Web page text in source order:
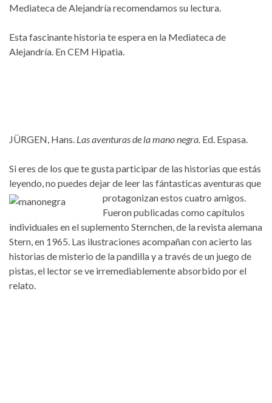
Mediateca de Alejandría recomendamos su lectura.
Esta fascinante historia te espera en la Mediateca de
Alejandría. En CEM Hipatia.
JÜRGEN, Hans. Las aventuras de la mano negra. Ed. Espasa.
Si eres de los que te gusta participar de las historias que estás
leyendo, no puedes dejar de leer las fántasticas aventuras que
protagonizan estos cuatro amigos.
Fueron publicadas como capítulos
individuales en el suplemento Sternchen, de la revista alemana
Stern, en 1965. Las ilustraciones acompañan con acierto las
historias de misterio de la pandilla y a través de un juego de
pistas, el lector se ve irremediablemente absorbido por el
relato.